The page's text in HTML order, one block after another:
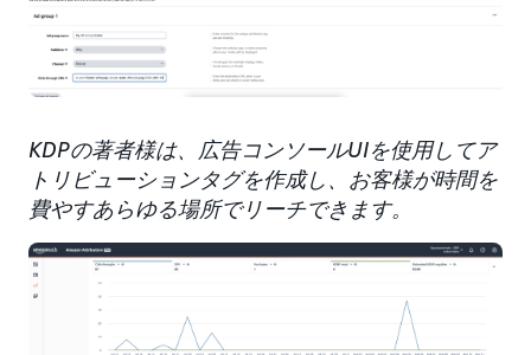
KDPの著者様は、広告コンソールUIを使用してア
トリビューションタグを作成し、お客様が時間を
費やすあらゆる場所でリーチできます。